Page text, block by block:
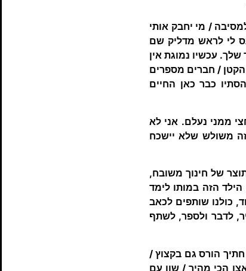
/ מי יחבק אותי
לי לראש מדליק שם
עכשיו נמוגת אין
הקטן / חברים מספרים
כבר כאן החיים
ממני נעלם. אני לא
זה משולש שלא יישכח
של חינוך משובח,
הזה במותו לימד
כולנו שותפים לכאב
לדבר ולספר, לשתף
הורס גם בקצוץ /
הכי מהיר / שון עם